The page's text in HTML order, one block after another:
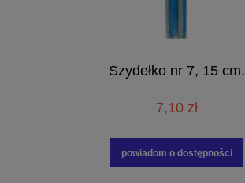
Szydełko nr 7, 15 cm.
7,10 zł
powiadom o dostępności